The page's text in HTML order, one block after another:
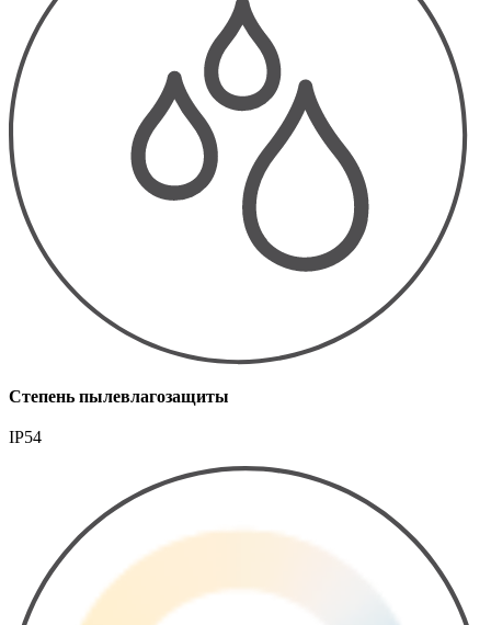
Степень пылевлагозащиты
IP54